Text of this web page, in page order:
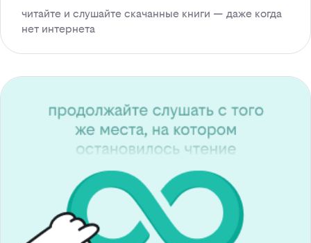
читайте и слушайте скачанные книги — даже когда
нет интернета